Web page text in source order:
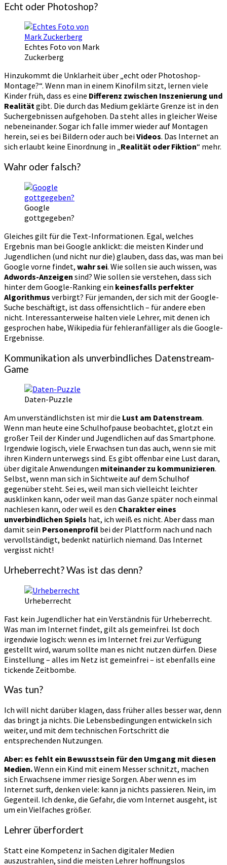
Echt oder Photoshop?
Echtes Foto von Mark
Zuckerberg
Hinzukommt die Unklarheit über „echt oder Photoshop-
Montage?“. Wenn man in einem Kinofilm sitzt, lernen viele
Kinder früh, dass es eine Differenz zwischen Inszenierung und
Realitätgibt. Die durch das Medium geklärte Grenze ist in den
Suchergebnissen aufgehoben. Da steht alles in gleicher Weise
nebeneinander. Sogar ich falle immer wieder auf Montagen
herein, sei es bei Bildern oder auch beiVideos. Das Internet an
sich erlaubt keine Einordnung in „Realität oder Fiktion“ mehr.
Wahr oder falsch?
Google
gottgegeben?
Gleiches gilt für die Text-Informationen. Egal, welches
Ergebnis man bei Google anklickt: die meisten Kinder und
Jugendlichen (und nicht nur die) glauben, dass das, was man bei
Google vorne findet, wahr sei. Wie sollen sie auch wissen, was
Adwords-Anzeigen sind? Wie sollen sie verstehen, dass sich
hinter dem Google-Ranking ein keinesfalls perfekter
Algorithmus verbirgt? Für jemanden, der sich mit der Google-
Suche beschäftigt, ist dass offensichtlich – für andere eben
nicht. Interessanterweise halten viele Lehrer, mit denen ich
gesprochen habe, Wikipedia für fehleranfälliger als die Google-
Ergebnisse.
Kommunikation als unverbindliches Datenstream-
Game
Daten-Puzzle
Am unverständlichsten ist mir die Lust am Datenstream.
Wenn man heute eine Schulhofpause beobachtet, glotzt ein
großer Teil der Kinder und Jugendlichen auf das Smartphone.
Irgendwie logisch, viele Erwachsen tun das auch, wenn sie mit
ihren Kindern unterwegs sind. Es gibt offenbar eine Lust daran,
über digitale Anwendungen miteinander zu kommunizieren.
Selbst, wenn man sich in Sichtweite auf dem Schulhof
gegenüber steht. Sei es, weil man sich vielleicht leichter
ausklinken kann, oder weil man das Ganze später noch einmal
nachlesen kann, oder weil es den Charakter eines
unverbindlichen Spiels hat, ich weiß es nicht. Aber dass man
damit sein Personenprofil bei der Plattform nach und nach
vervollständigt, bedenkt natürlich niemand. Das Internet
vergisst nicht!
Urheberrecht? Was ist das denn?
Urheberrecht
Fast kein Jugendlicher hat ein Verständnis für Urheberrecht.
Was man im Internet findet, gilt als gemeinfrei. Ist doch
irgendwie logisch: wenn es im Internet frei zur Verfügung
gestellt wird, warum sollte man es nicht nutzen dürfen. Diese
Einstellung – alles im Netz ist gemeinfrei – ist ebenfalls eine
tickende Zeitbombe.
Was tun?
Ich will nicht darüber klagen, dass früher alles besser war, denn
das bringt ja nichts. Die Lebensbedingungen entwickeln sich
weiter, und mit dem technischen Fortschritt die
entsprechenden Nutzungen.
Aber: es fehlt ein Bewusstsein für den Umgang mit diesen
Medien.Wenn ein Kind mit einem Messer schnitzt, machen
sich Erwachsene immer riesige Sorgen. Aber wenn es im
Internet surft, denken viele: kann ja nichts passieren. Nein, im
Gegenteil. Ich denke, die Gefahr, die vom Internet ausgeht, ist
um ein Vielfaches größer.
Lehrer überfordert
Statt eine Kompetenz in Sachen digitaler Medien
auszustrahlen, sind die meisten Lehrer hoffnungslos